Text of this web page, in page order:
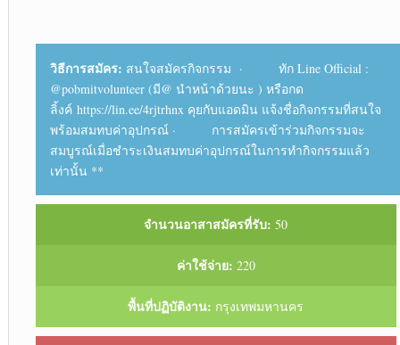
วิธีการสมัคร: สนใจสมัครกิจกรรม · ทัก Line Official :
@pobmitvolunteer (มี@ นำหน้าด้วยนะ ) หรือกด
ลิ้งค์ https://lin.ee/4rjtrhnx คุยกับแอดมิน แจ้งชื่อกิจกรรมที่สนใจ
พร้อมสมทบค่าอุปกรณ์ · การสมัครเข้าร่วมกิจกรรมจะ
สมบูรณ์เมื่อชำระเงินสมทบค่าอุปกรณ์ในการทำกิจกรรมแล้ว
เท่านั้น **
จำนวนอาสาสมัครที่รับ: 50
ค่าใช้จ่าย: 220
พื้นที่ปฏิบัติงาน: กรุงเทพมหานคร